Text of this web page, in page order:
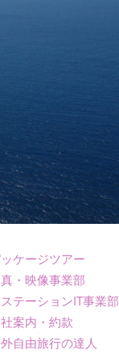
ケージツアー
・映像事業部
テーションIT事業部
案内・約款
自由旅行の達人